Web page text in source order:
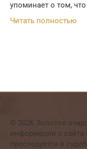
упоминает о том,
Читать полностью
© 2026 Золотое
информации с сайта
преследуется в